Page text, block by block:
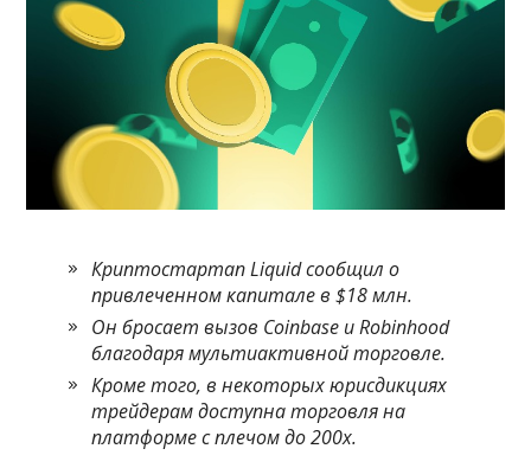
Криптостартап Liquid сообщил о
привлеченном капитале в $18 млн.
Он бросает вызов Coinbase и Robinhood
благодаря мультиактивной торговле.
Кроме того, в некоторых юрисдикциях
трейдерам доступна торговля на
платформе с плечом до 200x.